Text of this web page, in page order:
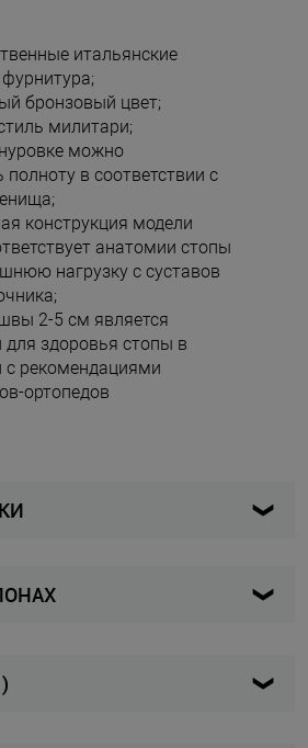
итальянские
бронзовый цвет;
милитари;
можно
полноту в соответствии с
конструкция модели
анатомии стопы
нагрузку с суставов
2-5 см является
здоровья стопы в
с рекомендациями
ортопедов
Женщины